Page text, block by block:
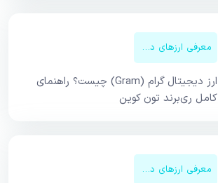
معرفی ارزهای دیجیتال
ارز دیجیتال گرام (Gram) چیست؟ راهنمای
کامل ری‌برند تون کوین
معرفی ارزهای دیجیتال